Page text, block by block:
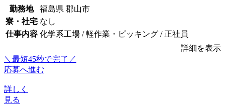
勤務地
福島県 郡山市
寮・社宅 なし
仕事内容 化学系工場 / 軽作業・ピッキング / 正社員
詳細を表示
＼最短45秒で完了／
応募へ進む
詳しく
見る